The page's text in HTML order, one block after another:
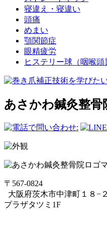
寝違え・寝違い
頭痛
めまい
顎関節症
眼精疲労
ヒステリー球（咽喉頭
あさかわ鍼灸整
〒567-0824
⼤阪府茨⽊市中津町１８−
プラザタツミ1F